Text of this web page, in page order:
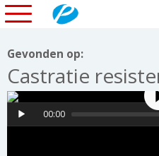
Gevonden op:
Castratie
00:00